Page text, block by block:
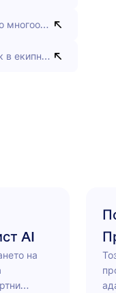
екипна среда?
AI
на